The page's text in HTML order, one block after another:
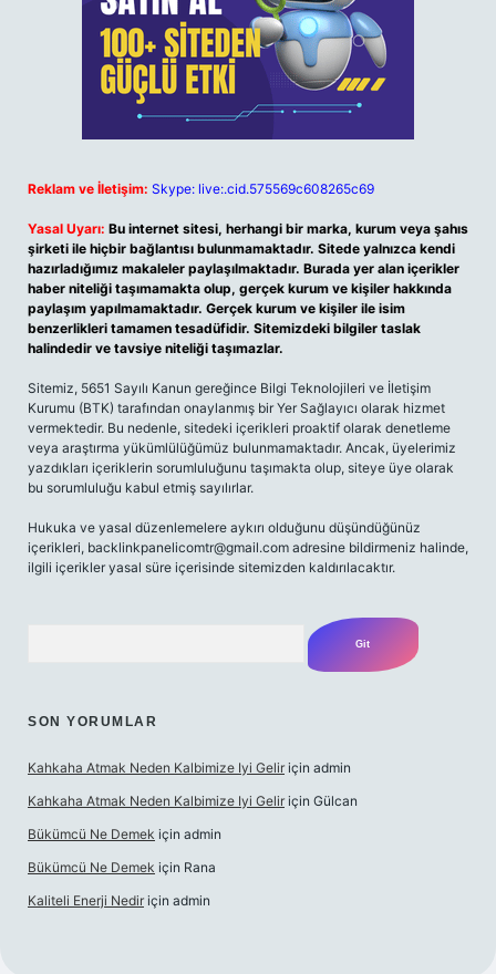
Reklam ve İletişim: Skype: live:.cid.575569c608265c69
Yasal Uyarı: Bu internet sitesi, herhangi bir marka, kurum veya şahıs
şirketi ile hiçbir bağlantısı bulunmamaktadır. Sitede yalnızca kendi
hazırladığımız makaleler paylaşılmaktadır. Burada yer alan içerikler
haber niteliği taşımamakta olup, gerçek kurum ve kişiler hakkında
paylaşım yapılmamaktadır. Gerçek kurum ve kişiler ile isim
benzerlikleri tamamen tesadüfidir. Sitemizdeki bilgiler taslak
halindedir ve tavsiye niteliği taşımazlar.
Sitemiz, 5651 Sayılı Kanun gereğince Bilgi Teknolojileri ve İletişim
Kurumu (BTK) tarafından onaylanmış bir Yer Sağlayıcı olarak hizmet
vermektedir. Bu nedenle, sitedeki içerikleri proaktif olarak denetleme
veya araştırma yükümlülüğümüz bulunmamaktadır. Ancak, üyelerimiz
yazdıkları içeriklerin sorumluluğunu taşımakta olup, siteye üye olarak
bu sorumluluğu kabul etmiş sayılırlar.
Hukuka ve yasal düzenlemelere aykırı olduğunu düşündüğünüz
içerikleri, backlinkpanelicomtr@gmail.com adresine bildirmeniz halinde,
ilgili içerikler yasal süre içerisinde sitemizden kaldırılacaktır.
SON YORUMLAR
Kahkaha Atmak Neden Kalbimize Iyi Gelir için admin
Kahkaha Atmak Neden Kalbimize Iyi Gelir için Gülcan
Bükümcü Ne Demek için admin
Bükümcü Ne Demek için Rana
Kaliteli Enerji Nedir için admin